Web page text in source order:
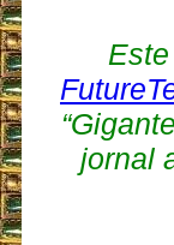
jornal